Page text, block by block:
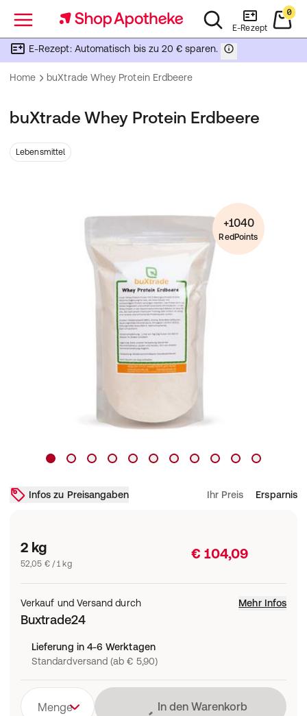
Menü E-Rezept
0
E-Rezept: Automatisch bis zu 20 € sparen.
Home buXtrade Whey Protein Erdbeere
buXtrade Whey Protein Erdbeere
Lebensmittel
+1040
RedPoints
Infos zu Preisangaben Ihr Preis Ersparnis
2 kg
52,05 € / 1 kg
€ 104,09
Verkauf und Versand durch Mehr Infos
Buxtrade24
Lieferung in 4-6 Werktagen
Standardversand (ab € 5,90)
Menge Lädt
In den Warenkorb